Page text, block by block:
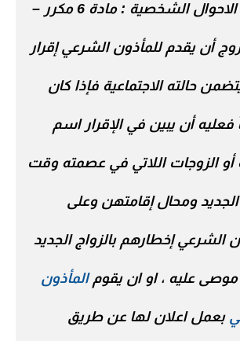
قانون الاحوال الشخصية : مادة 6 مكرر –
أن يقدم للمأذون الشرعي إقرار
يتضمن حالته الاجتماعية فإذا كان
فعليه أن يبين في الإقرار اسم
أو الزوجات اللاتي في عصمته وقت
ومحال إقامتهن وعلى
الشرعي إخطارهم بالزواج الجديد
موصى عليه ، او ان يقوم المأذون
بعمل اعلان لها عن طريق